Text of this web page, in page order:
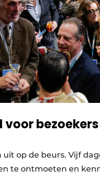
voor bezoekers
op de beurs. Vijf
te ontmoeten en